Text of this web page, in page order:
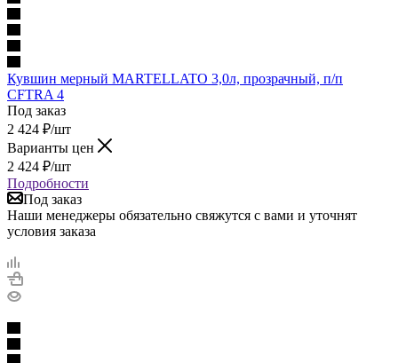
Кувшин мерный MARTELLATO 3,0л, прозрачный, п/п
CFTRA 4
Под заказ
2 424 ₽/шт
Варианты цен
2 424 ₽/шт
Подробности
Под заказ
Наши менеджеры обязательно свяжутся с вами и уточнят
условия заказа